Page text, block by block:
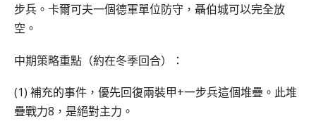
步兵。卡爾可夫一個德軍單位防守，聶伯城可以完全放
空。
中期策略重點（約在冬季回合）：
(1) 補充的事件，優先回復兩裝甲+一步兵這個堆疊。此堆
疊戰力8，是絕對主力。